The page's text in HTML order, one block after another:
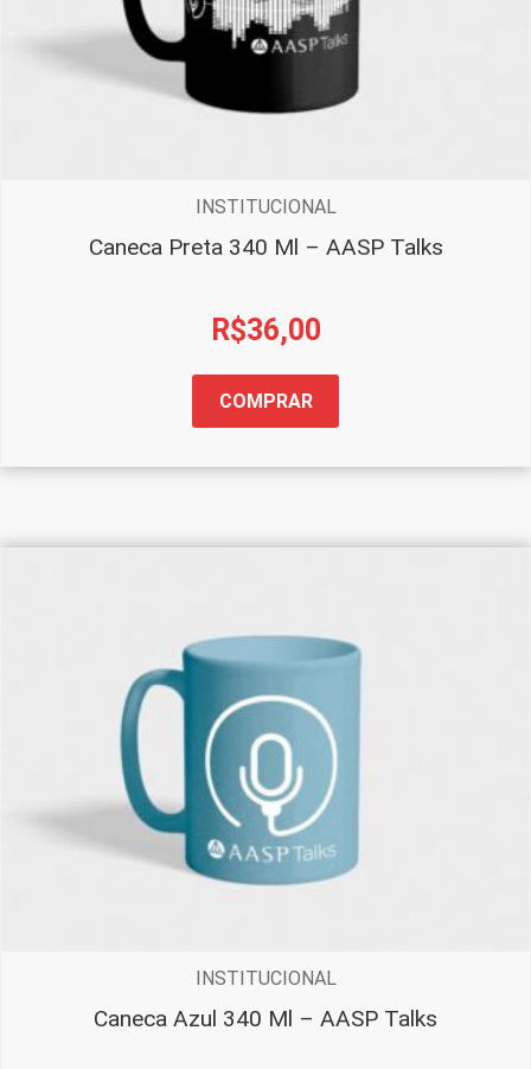
INSTITUCIONAL
Caneca Preta 340 Ml – AASP Talks
R$36,00
COMPRAR
INSTITUCIONAL
Caneca Azul 340 Ml – AASP Talks